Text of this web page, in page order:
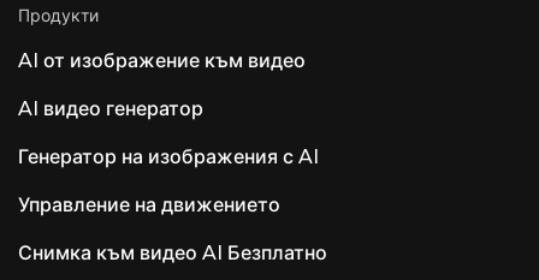
Продукти
AI от изображение към видео
AI видео генератор
Генератор на изображения с AI
Управление на движението
Снимка към видео AI Безплатно